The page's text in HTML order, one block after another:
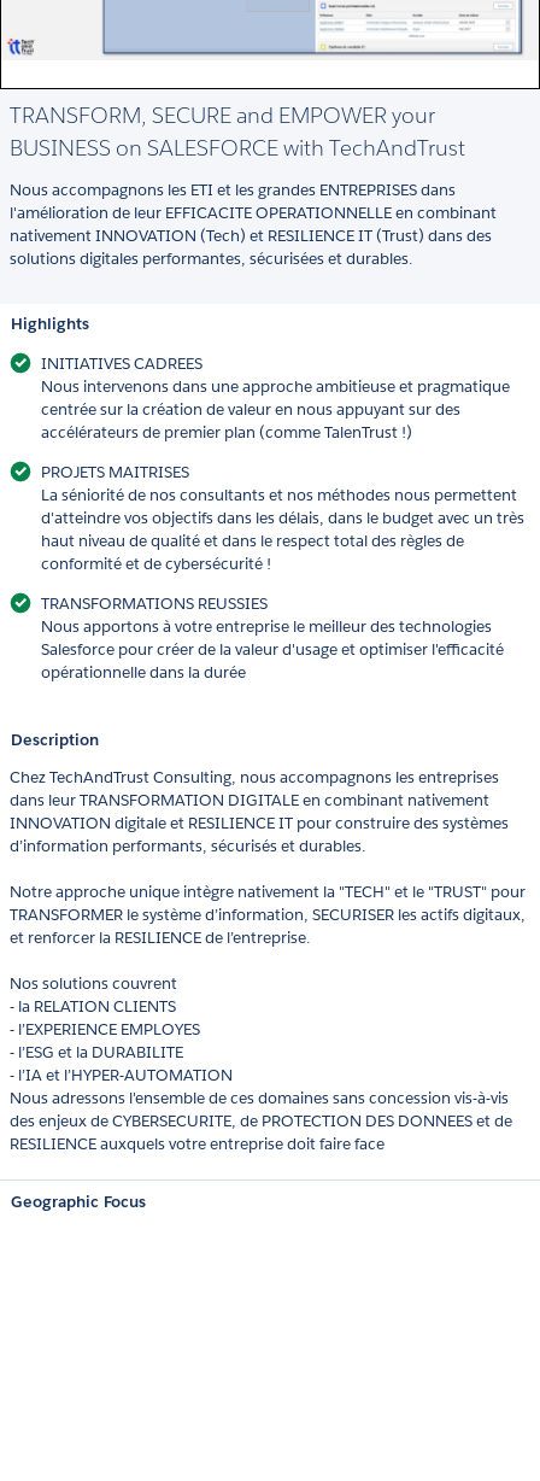
TRANSFORM, SECURE and EMPOWER your
BUSINESS on SALESFORCE with TechAndTrust
Nous accompagnons les ETI et les grandes ENTREPRISES dans
l'amélioration de leur EFFICACITE OPERATIONNELLE en combinant
nativement INNOVATION (Tech) et RESILIENCE IT (Trust) dans des
solutions digitales performantes, sécurisées et durables.
Highlights
INITIATIVES CADREES
Nous intervenons dans une approche ambitieuse et pragmatique
centrée sur la création de valeur en nous appuyant sur des
accélérateurs de premier plan (comme TalenTrust !)
PROJETS MAITRISES
La séniorité de nos consultants et nos méthodes nous permettent
d'atteindre vos objectifs dans les délais, dans le budget avec un très
haut niveau de qualité et dans le respect total des règles de
conformité et de cybersécurité !
TRANSFORMATIONS REUSSIES
Nous apportons à votre entreprise le meilleur des technologies
Salesforce pour créer de la valeur d'usage et optimiser l'efficacité
opérationnelle dans la durée
Description
Chez TechAndTrust Consulting, nous accompagnons les entreprises
dans leur TRANSFORMATION DIGITALE en combinant nativement
INNOVATION digitale et RESILIENCE IT pour construire des systèmes
d’information performants, sécurisés et durables.
Notre approche unique intègre nativement la "TECH" et le "TRUST" pour
TRANSFORMER le système d’information, SECURISER les actifs digitaux,
et renforcer la RESILIENCE de l’entreprise.
Nos solutions couvrent
- la RELATION CLIENTS
- l’EXPERIENCE EMPLOYES
- l’ESG et la DURABILITE
- l’IA et l’HYPER-AUTOMATION
Nous adressons l'ensemble de ces domaines sans concession vis-à-vis
des enjeux de CYBERSECURITE, de PROTECTION DES DONNEES et de
RESILIENCE auxquels votre entreprise doit faire face
Geographic Focus